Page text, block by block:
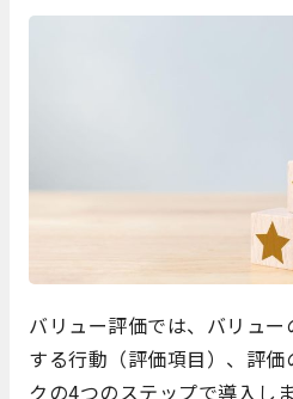
バリュー評価では、バリュ
する行動（評価項目）、評
クの4つのステップで導入しま